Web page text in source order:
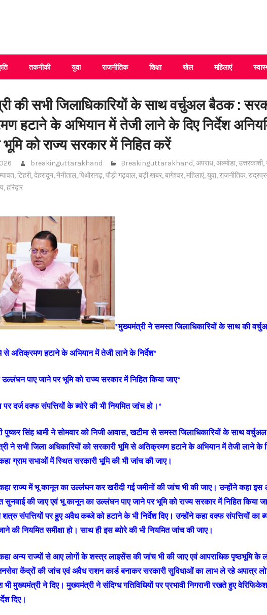
तकनीकी युवा राजनीतिक शिक्षा खेल महिलाएं
की सभी जिलाधिकारियों के साथ वर्चुअल बैठक :
हटाने के अभियान में तेजी लाने के दिए निर्देश
को राज्य सरकार में निहित करें
breakinguttarakhand Breakinguttarakhand,अपराध,अल्मोडा,उत्तरकाशी,
,टिहरी,देहरादून,नैनीताल,पिथौरागढ़,पौड़ी गढ़वाल,बड़ी खबर,बागेश्वर,महिलाएं,युवा,राजनीतिक,
,हरिद्वार
*मुख्यमंत्री ने समस्त जिलाधिकारियों के साथ की
से अतिक्रमण हटाने के अभियान में तेजी लाने के निर्देश*
पाए जाने पर भूमि को राज्य सरकार में निहित किया जाए*
पर दर्ज वक्फ संपत्तियों के ब्योरे की भी नियमित जांच हो।*
पुष्कर सिंह धामी ने सोमवार को निजी आवास, खटीमा से समस्त जिलाधिकारियों के साथ
ने सभी जिला अधिकारियों को सरकारी भूमि से अतिक्रमण हटाने के अभियान में तेजी लाने के
ग्राम सभाओं में स्थित सरकारी भूमि की भी जांच की जाए।
राज्य में भू कानून का उल्लंघन कर खरीदी गई जमीनों की जांच भी की जाए। उन्होंने कहा इस
सुनवाई की जाए एवं भू कानून का उल्लंघन पाए जाने पर भूमि को राज्य सरकार में निहित किया
संपत्तियों पर हुए अवैध कब्जे को हटाने के भी निर्देश दिए। उन्होंने कहा वक्फ संपत्तियों का
की नियमित समीक्षा हो। साथ ही इस ब्योरे की भी नियमित जांच की जाए।
अन्य राज्यों से आए लोगों के शस्त्र लाइसेंस की जांच भी की जाए एवं आपराधिक पृष्ठभूमि के
केंद्रों की जांच एवं अवैध राशन कार्ड बनाकर सरकारी सुविधाओं का लाभ ले रहे अपात्र
भी मुख्यमंत्री ने दिए। मुख्यमंत्री ने संदिग्ध गतिविधियों पर प्रभावी निगरानी रखते हुए
दिए।